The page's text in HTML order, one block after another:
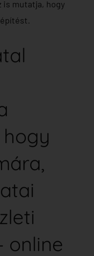
is mutatja, hogy
online